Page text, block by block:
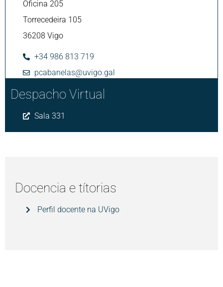
Oficina 205
Torrecedeira 105
36208 Vigo
+34 986 813 719
pcabanelas@uvigo.gal
Despacho Virtual
Sala 331
Docencia e títorias
Perfil docente na UVigo